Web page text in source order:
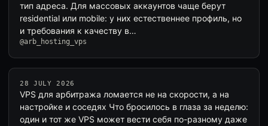
тип адреса. Для массовых аккаунтов чаще берут
residential или mobile: у них естественнее профиль, но
и требования к качеству в…
@arb_hosting_vps
28 JULY 2026
VPS для арбитража ломается не на скорости, а на
настройке и соседях Что бросилось в глаза за неделю:
один и тот же VPS может вести себя по-разному даже